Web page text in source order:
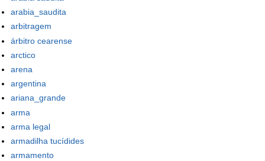
arabia_saudita
arbitragem
árbitro cearense
arctico
arena
argentina
ariana_grande
arma
arma legal
armadilha tucídides
armamento